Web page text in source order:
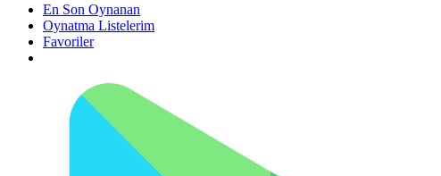
En Son Oynanan
Oynatma Listelerim
Favoriler